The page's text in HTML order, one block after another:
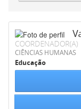
COORDENADOR(A)
CIÊNCIAS HUMANAS
Educação